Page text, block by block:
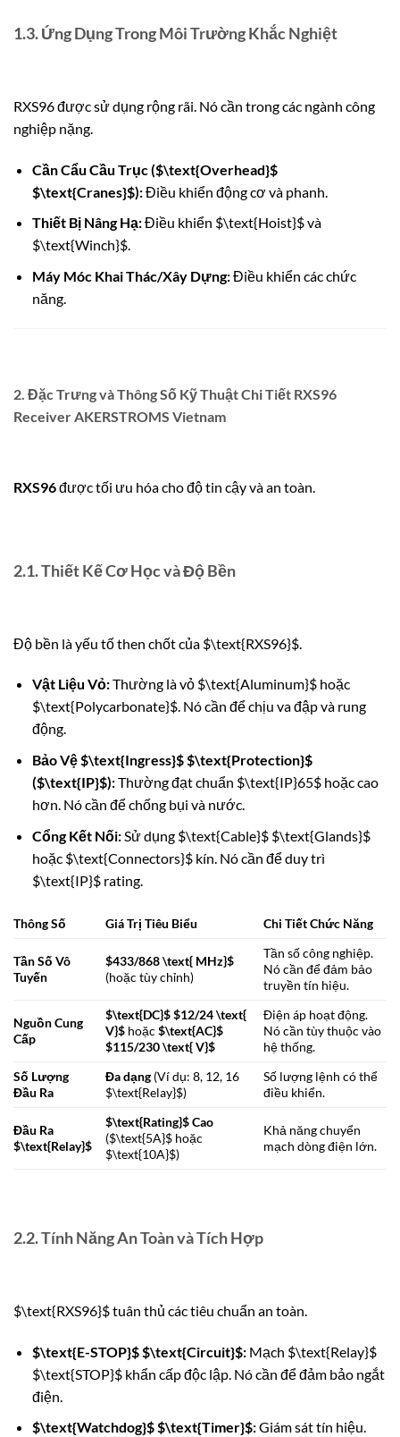
1.3. Ứng Dụng Trong Môi Trường Khắc Nghiệt
RXS96 được sử dụng rộng rãi. Nó cần trong các ngành công
nghiệp nặng.
Cần Cẩu Cầu Trục ($\text{Overhead}$
$\text{Cranes}$):Điều khiển động cơ và phanh.
Thiết Bị Nâng Hạ:Điều khiển $\text{Hoist}$và
$\text{Winch}$.
Máy Móc Khai Thác/Xây Dựng:Điều khiển các chức
năng.
2. Đặc Trưng và Thông Số Kỹ Thuật Chi Tiết RXS96
Receiver AKERSTROMS Vietnam
RXS96được tối ưu hóa cho độ tin cậy và an toàn.
2.1. Thiết Kế Cơ Học và Độ Bền
Độ bền là yếu tố then chốt của $\text{RXS96}$
Vật Liệu Vỏ:Thường là vỏ $\text{Aluminum}$hoặc
$\text{Polycarbonate}$. Nó cần để chịu va đập và rung
động.
Bảo Vệ$\text{Ingress}$$\text{Protection}$
($\text{IP}$):Thường đạt chuẩn $\text{IP}65$hoặc cao
hơn. Nó cần để chống bụi và nước.
Cổng Kết Nối:Sử dụng $\text{Cable}$ $\text{Glands}$
hoặc $\text{Connectors}$kín. Nó cần để duy trì
$\text{IP}$rating.
Thông Số Giá Trị Tiêu Biểu Chi Tiết Chức Năng
Tần Số Vô
Tuyến
$433/868 \text{ MHz}$
(hoặc tùy chỉnh)
Tần số công nghiệp.
Nó cần để đảm bảo
truyền tín hiệu.
Nguồn Cung
Cấp
$\text{DC}$$12/24 \text{
V}$ hoặc$\text{AC}$
$115/230 \text{ V}$
Điện áp hoạt động.
Nó cần tùy thuộc vào
hệ thống.
Số Lượng
Đầu Ra
Đa dạng (Ví dụ: 8, 12, 16
$\text{Relay}$)
Số lượng lệnh có thể
điều khiển.
Đầu Ra
$\text{Relay}$
$\text{Rating}$Cao
($\text{5A}$ hoặc
$\text{10A}$)
Khả năng chuyển
mạch dòng điện lớn.
2.2. Tính Năng An Toàn và Tích Hợp
$\text{RXS96}$tuân thủ các tiêu chuẩn an toàn.
$\text{E-STOP}$ $\text{Circuit}$:Mạch $\text{Relay}$
$\text{STOP}$khẩn cấp độc lập. Nó cần để đảm bảo ngắt
điện.
$\text{Watchdog}$$\text{Timer}$:Giám sát tín hiệu.